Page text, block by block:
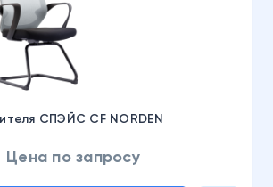
СПЭЙС CF NORDEN
Цена по запросу